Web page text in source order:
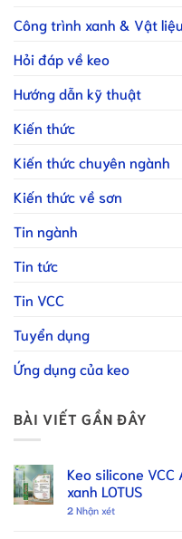
Công trình xanh & Vật
Hỏi đáp về keo
Hướng dẫn kỹ thuật
Kiến thức
Kiến thức chuyên ngành
Kiến thức về sơn
Tin ngành
Tin tức
Tin VCC
Tuyển dụng
Ứng dụng của keo
BÀI VIẾT GẦN ĐÂY
Keo silicone
xanh LOTUS
2 Nhận xét